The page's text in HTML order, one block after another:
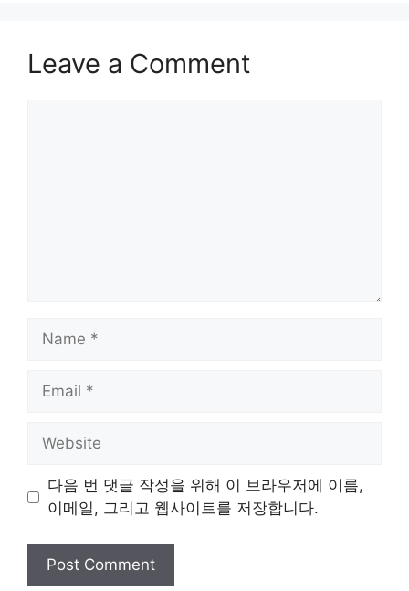
Leave a Comment
Name
Email
Website
다음 번 댓글 작성을 위해 이 브라우저에 이름,
이메일, 그리고 웹사이트를 저장합니다.